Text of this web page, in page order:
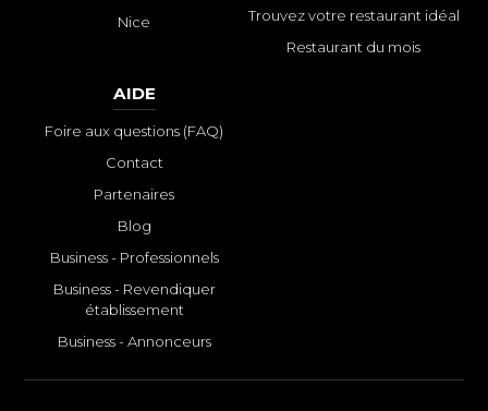
Nice
Trouvez votre restaurant idéal
Restaurant du mois
AIDE
Foire aux questions (FAQ)
Contact
Partenaires
Blog
Business - Professionnels
Business - Revendiquer
établissement
Business - Annonceurs